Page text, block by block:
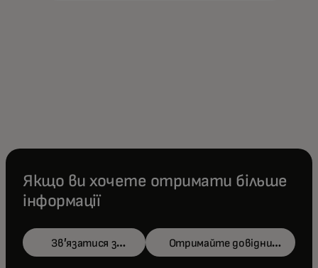
Якщо ви хочете отримати більше
інформації
Зв’язатися з
Отримайте довідникopens